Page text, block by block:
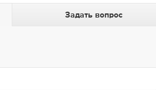
Задать вопрос